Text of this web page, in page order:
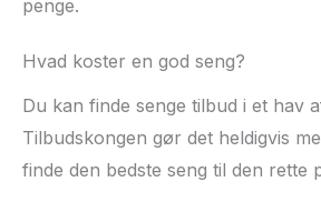
penge.
Hvad koster en god seng?
Du kan finde senge tilbud i et hav
Tilbudskongen gør det heldigvis
finde den bedste seng til den rette